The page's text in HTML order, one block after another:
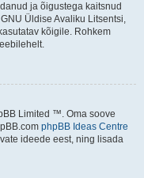
ja õigustega kaitsnud
Üldise Avaliku Litsentsi,
kõigile. Rohkem
Limited ™. Oma soove
phpBB Ideas Centre
ideede eest, ning lisada